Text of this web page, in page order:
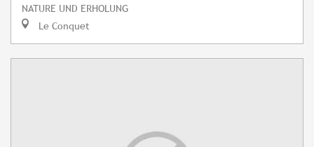
NATURE UND ERHOLUNG
Le Conquet